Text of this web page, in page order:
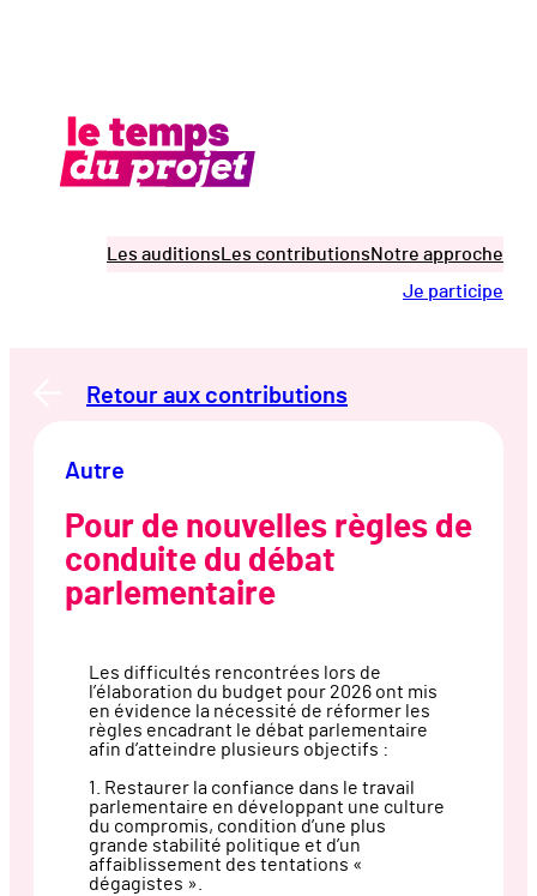
Les auditionsLes contributionsNotre approche
Je participe
Retour aux contributions
Autre
Pour de nouvelles règles de
conduite du débat
parlementaire
Les difficultés rencontrées lors de
l’élaboration du budget pour 2026 ont mis
en évidence la nécessité de réformer les
règles encadrant le débat parlementaire
afin d’atteindre plusieurs objectifs :
1. Restaurer la confiance dans le travail
parlementaire en développant une culture
du compromis, condition d’une plus
grande stabilité politique et d’un
affaiblissement des tentations «
dégagistes ».